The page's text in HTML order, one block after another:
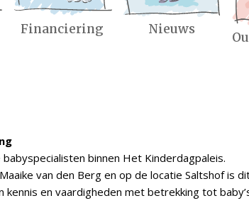
Financiering Nieuws
binnen Het Kinderdagpaleis.
van den Berg en op de locatie Saltshof is dit
kennis en vaardigheden met betrekking tot